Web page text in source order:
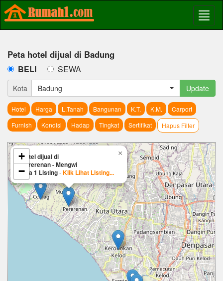
Peta hotel dijual di Badung
BELI SEWA
Kota Badung Update
Hotel Harga L.Tanah Bangunan K.T. K.M.
Carport
Furnish
Kondisi Hadap Tingkat Sertifikat Hapus Filter
Hotel dijual di
Pererenan - Mengwi
Ada 1 Listing-Klik Lihat Listing...
×
+
−